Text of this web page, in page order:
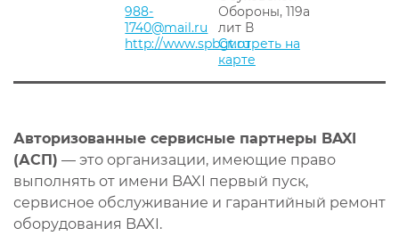
988-
1740@mail.ru
http://www.spbgt.ru
Обороны, 119а
лит В
Смотреть на
карте
Авторизованные сервисные партнеры BAXI
(АСП) — это организации, имеющие право
выполнять от имени BAXI первый пуск,
сервисное обслуживание и гарантийный ремонт
оборудования BAXI.